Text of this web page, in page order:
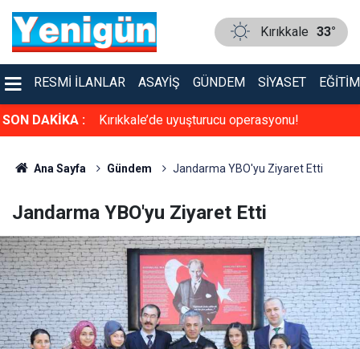
Kırıkkale 33°
RESMI İLANLAR ASAYIŞ GÜNDEM SIYASET EĞITIM
SON DAKİKA :
sinema keyfi Kırıkkale’de uyuşturucu operasyonu!
Ana Sayfa Gündem Jandarma YBO'yu Ziyaret Etti
Jandarma YBO'yu Ziyaret Etti